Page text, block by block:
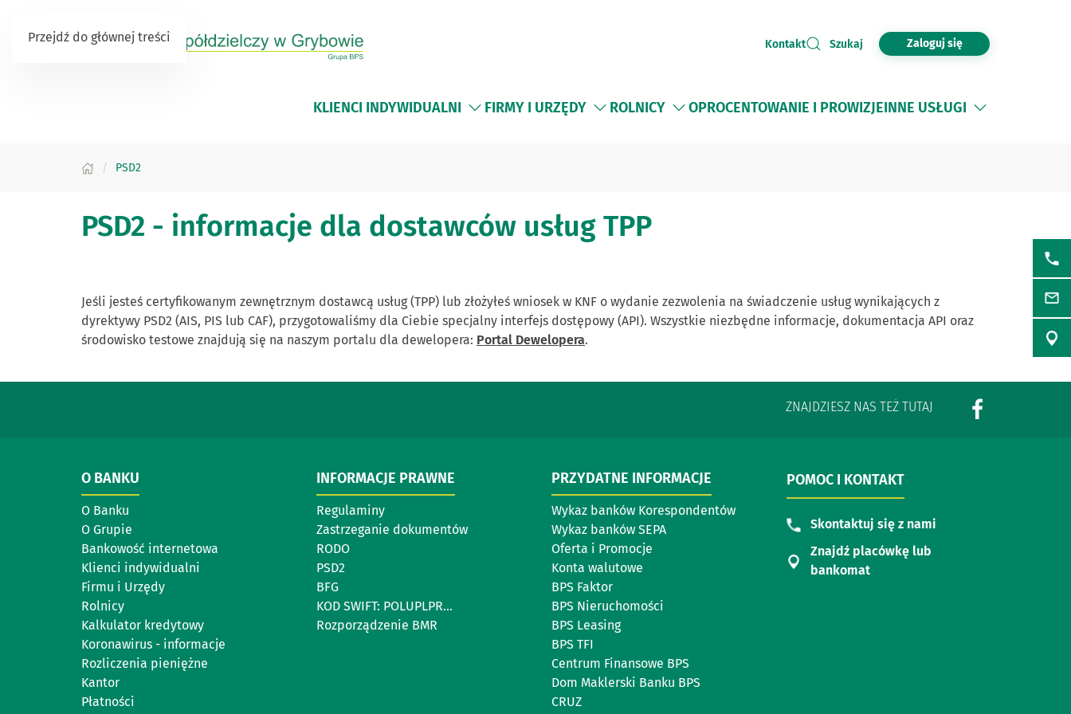
Przejdź do głównej treści Kontakt Szukaj Zaloguj się
KLIENCI INDYWIDUALNI FIRMY I URZĘDY ROLNICY OPROCENTOWANIE I PROWIZJEINNE USŁUGI
PSD2
PSD2 - informacje dla dostawców usług TPP
Jeśli jesteś certyfikowanym zewnętrznym dostawcą usług (TPP) lub złożyłeś wniosek w KNF o wydanie zezwolenia na świadczenie usług wynikających z
dyrektywy PSD2 (AIS, PIS lub CAF), przygotowaliśmy dla Ciebie specjalny interfejs dostępowy (API). Wszystkie niezbędne informacje, dokumentacja API oraz
środowisko testowe znajdują się na naszym portalu dla dewelopera: Portal Dewelopera.
ZNAJDZIESZ NAS TEŻ TUTAJ
O BANKU
O Banku
O Grupie
Bankowość internetowa
Klienci indywidualni
Firmu i Urzędy
Rolnicy
Kalkulator kredytowy
Koronawirus - informacje
Rozliczenia pieniężne
Kantor
Płatności
INFORMACJE PRAWNE
Regulaminy
Zastrzeganie dokumentów
RODO
PSD2
BFG
KOD SWIFT: POLUPLPR...
Rozporządzenie BMR
PRZYDATNE INFORMACJE
Wykaz banków Korespondentów
Wykaz banków SEPA
Oferta i Promocje
Konta walutowe
BPS Faktor
BPS Nieruchomości
BPS Leasing
BPS TFI
Centrum Finansowe BPS
Dom Maklerski Banku BPS
CRUZ
POMOC I KONTAKT
Skontaktuj się z nami
Znajdź placówkę lub
bankomat